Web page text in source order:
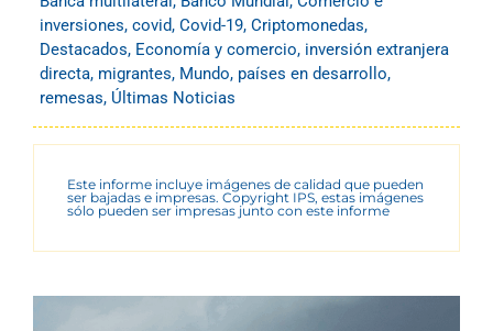
inversiones, covid, Covid-19, Criptomonedas,
Destacados, Economía y comercio, inversión extranjera
directa, migrantes, Mundo, países en desarrollo,
remesas, Últimas Noticias
Este informe incluye imágenes de calidad que pueden
ser bajadas e impresas. Copyright IPS, estas imágenes
sólo pueden ser impresas junto con este informe